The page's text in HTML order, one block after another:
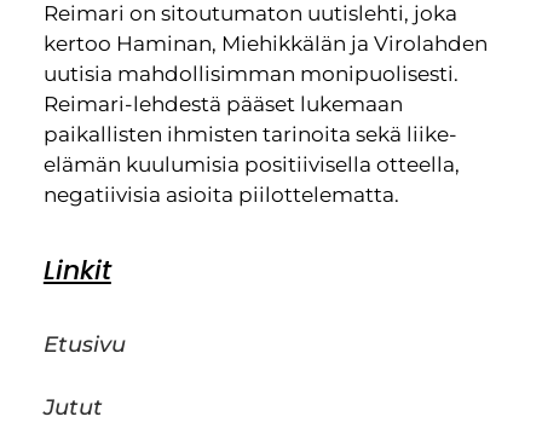
Reimari on sitoutumaton uutislehti, joka
kertoo Haminan, Miehikkälän ja Virolahden
uutisia mahdollisimman monipuolisesti.
Reimari-lehdestä pääset lukemaan
paikallisten ihmisten tarinoita sekä liike-
elämän kuulumisia positiivisella otteella,
negatiivisia asioita piilottelematta.
Linkit
Etusivu
Jutut